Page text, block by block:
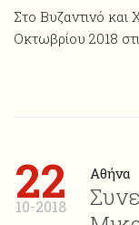
Στο Βυζαντινό και
Οκτωβρίου 2018
22
10-2018
Αθήνα